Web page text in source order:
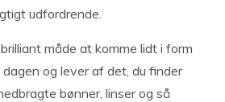
udfordrende.
måde at komme lidt i form
og lever af det, du finder
bønner, linser og så